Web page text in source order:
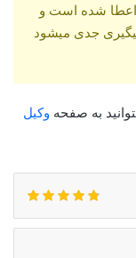
شده است و
جدی میشود
به صفحه وکیل